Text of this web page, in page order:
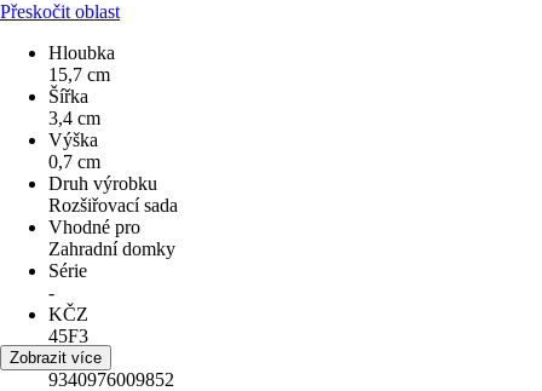
Přeskočit oblast
Hloubka
15,7 cm
Šířka
3,4 cm
Výška
0,7 cm
Druh výrobku
Rozšiřovací sada
Vhodné pro
Zahradní domky
Série
-
KČZ
45F3
EAN
9340976009852
Zobrazit více